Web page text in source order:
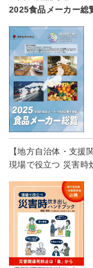
2025食品メーカー総
【地方自治体・支援
現場で役立つ 災害時